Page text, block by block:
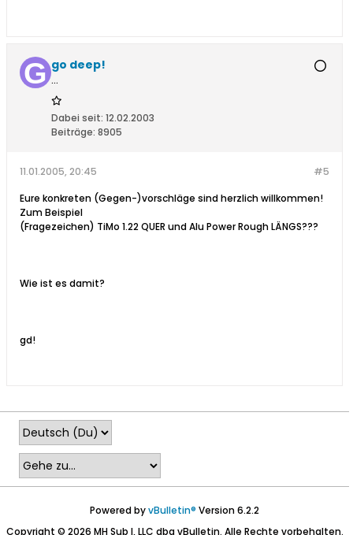
go deep!
...
Dabei seit: 12.02.2003
Beiträge: 8905
#5
11.01.2005, 20:45
Eure konkreten (Gegen-)vorschläge sind herzlich willkommen!
Zum Beispiel
(Fragezeichen) TiMo 1.22 QUER und Alu Power Rough LÄNGS???
Wie ist es damit?
gd!
Powered byvBulletin® Version 6.2.2
Copyright © 2026 MH Sub I, LLC dba vBulletin. Alle Rechte vorbehalten.